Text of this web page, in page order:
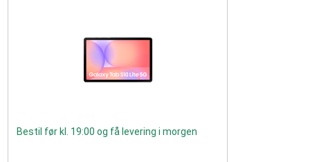
Bestil før kl. 19:00 og få levering i morgen